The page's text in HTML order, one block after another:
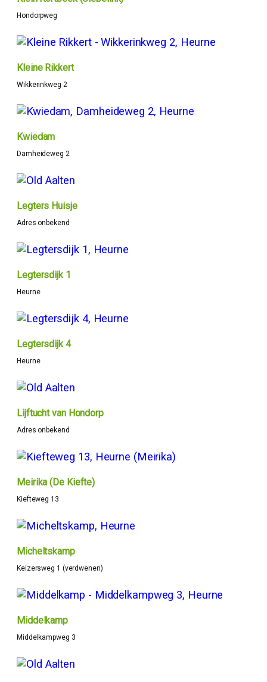
Hondorpweg
Kleine Rikkert
Wikkerinkweg 2
Kwiedam
Damheideweg 2
Legters Huisje
Adres onbekend
Legtersdijk 1
Heurne
Legtersdijk 4
Heurne
Lijftucht van Hondorp
Adres onbekend
Meirika (De Kiefte)
Kiefteweg 13
Micheltskamp
Keizersweg 1 (verdwenen)
Middelkamp
Middelkampweg 3